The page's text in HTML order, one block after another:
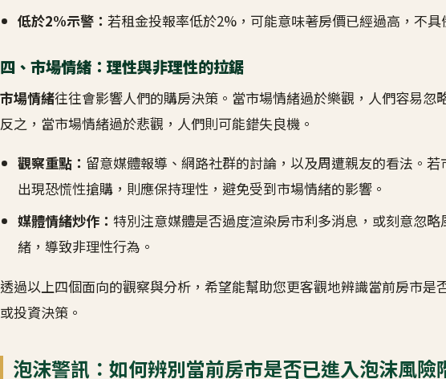
低於2%示警：若租金投報率低於2%，可能意味著房價已經過高，不
四、市場情緒：理性與非理性的拉鋸
市場情緒往往會影響人們的購房決策。當市場情緒過於樂觀，人們容易忽
反之，當市場情緒過於悲觀，人們則可能錯失良機。
觀察重點： 留意媒體報導、網路社群的討論，以及周遭親友的看法。
出現恐慌性搶購，則應保持理性，避免受到市場情緒的影響。
媒體情緒炒作：特別注意媒體是否過度渲染房市利多消息，或刻意忽
緒，導致非理性行為。
透過以上四個面向的觀察與分析，希望能幫助您更客觀地辨識當前房市是
或投資決策。
泡沫警訊：如何辨別當前房市是否已進入泡沫風險